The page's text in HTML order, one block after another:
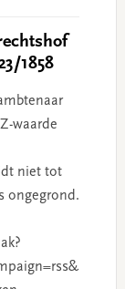
1858
waarde
niet tot
ongegrond.